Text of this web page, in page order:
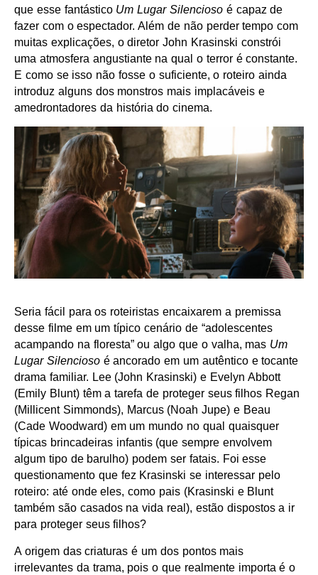
que esse fantástico Um Lugar Silencioso é capaz de
fazer com o espectador. Além de não perder tempo com
muitas explicações, o diretor John Krasinski constrói
uma atmosfera angustiante na qual o terror é constante.
E como se isso não fosse o suficiente, o roteiro ainda
introduz alguns dos monstros mais implacáveis e
amedrontadores da história do cinema.
Seria fácil para os roteiristas encaixarem a premissa
desse filme em um típico cenário de “adolescentes
acampando na floresta” ou algo que o valha, mas Um
Lugar Silenciosoé ancorado em um autêntico e tocante
drama familiar. Lee (John Krasinski) e Evelyn Abbott
(Emily Blunt) têm a tarefa de proteger seus filhos Regan
(Millicent Simmonds), Marcus (Noah Jupe) e Beau
(Cade Woodward) em um mundo no qual quaisquer
típicas brincadeiras infantis (que sempre envolvem
algum tipo de barulho) podem ser fatais. Foi esse
questionamento que fez Krasinski se interessar pelo
roteiro: até onde eles, como pais (Krasinski e Blunt
também são casados na vida real), estão dispostos a ir
para proteger seus filhos?
A origem das criaturas é um dos pontos mais
irrelevantes da trama, pois o que realmente importa é o